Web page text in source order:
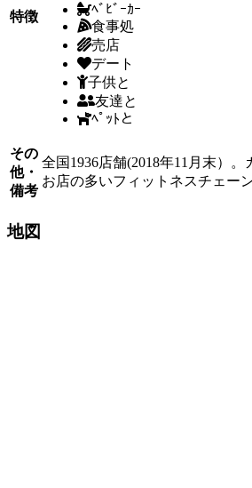
特徴
ﾍﾞﾋﾞｰｶｰ
食事処
売店
デート
子供と
友達と
ﾍﾟｯﾄと
その
他・
備考
全国1936店舗(2018年11月末）
お店の多いフィットネスチェーン
地図